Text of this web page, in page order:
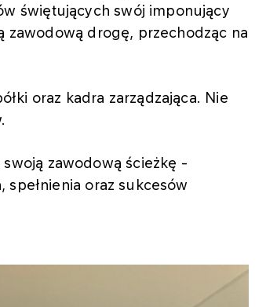
świętujących swój imponujący
zawodową drogę, przechodząc na
oraz kadra zarządzająca. Nie
zawodową ścieżkę -
oraz sukcesów